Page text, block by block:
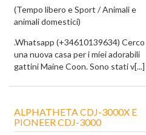
(Tempo libero e Sport / Animali e
animali domestici)
.Whatsapp (+34610139634) Cerco
una nuova casa per i miei adorabili
gattini Maine Coon. Sono stati v[...]
ALPHATHETA CDJ-3000X E
PIONEER CDJ-3000